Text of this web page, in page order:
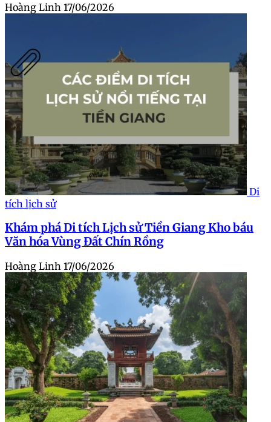
Hoàng Linh 17/06/2026
Di
tích lịch sử
Khám phá Di tích Lịch sử Tiền Giang Kho báu
Văn hóa Vùng Đất Chín Rồng
Hoàng Linh 17/06/2026